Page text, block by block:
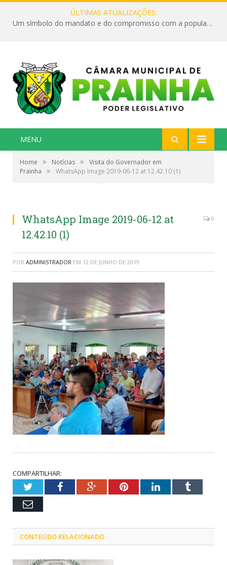
ÚLTIMAS ATUALIZAÇÕES:
Um símbolo do mandato e do compromisso com a população
MENU
Home » Notícias »
Visita do Governador em
Prainha
» WhatsApp Image 2019-06-12 at 12.42.10 (1)
WhatsApp Image 2019-06-12 at
12.42.10 (1)
0
POR ADMINISTRADOR EM 12 DE JUNHO DE 2019
COMPARTILHAR:
TwitterFacebookGoogle+PinterestLinkedInTumblr
Email
CONTEÚDO RELACIONADO